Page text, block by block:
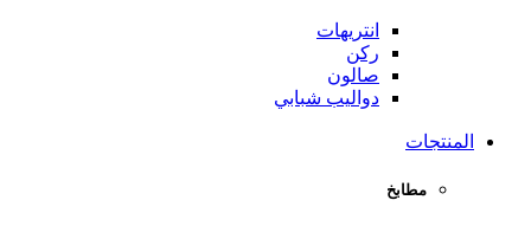
انتريهات
ركن
صالون
دواليب شبابي
المنتجات
مطابخ